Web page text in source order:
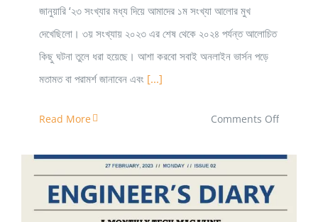
জানুয়ারি ‘২৩ সংখ্যার মধ্য দিয়ে আমাদের ১ম সংখ্যা আলোর মুখ
দেখেছিলো। ৩য় সংখ্যায় ২০২৩ এর শেষ থেকে ২০২৪ পর্যন্ত আলোচিত
কিছু ঘটনা তুলে ধরা হয়েছে। আশা করবো সবাই অনলাইন ভার্সন পড়ে
মতামত বা পরামর্শ জানাবেন এবং [...]
Read More Comments Offon
ডায়েরি
ম্যাগাজিন